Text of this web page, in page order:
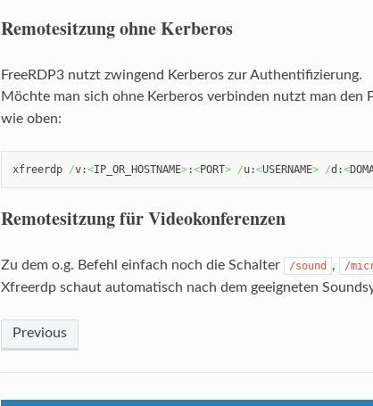
Remotesitzung ohne Kerberos
FreeRDP3 nutzt zwingend Kerberos zur Authentifizierung.
Möchte man sich ohne Kerberos verbinden nutzt man den
wie oben:
xfreerdp /v:<IP_OR_HOSTNAME>:<PORT> /u:<USERNAME> /d:<
Remotesitzung für Videokonferenzen
Zu dem o.g. Befehl einfach noch die Schalter /sound , /
Xfreerdp schaut automatisch nach dem geeigneten
Previous